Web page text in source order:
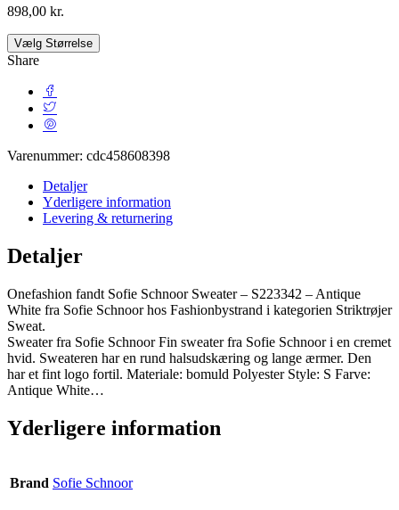
898,00 kr.
Vælg Størrelse
Share
Varenummer: cdc458608398
Detaljer
Yderligere information
Levering & returnering
Detaljer
Onefashion fandt Sofie Schnoor Sweater – S223342 – Antique
White fra Sofie Schnoor hos Fashionbystrand i kategorien Striktrøjer
Sweat.
Sweater fra Sofie Schnoor Fin sweater fra Sofie Schnoor i en cremet
hvid. Sweateren har en rund halsudskæring og lange ærmer. Den
har et fint logo fortil. Materiale: bomuld Polyester Style: S Farve:
Antique White…
Yderligere information
Brand Sofie Schnoor